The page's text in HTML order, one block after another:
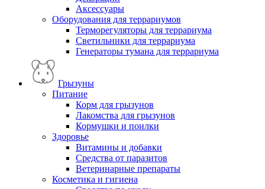
Аксессуары
Оборудования для террариумов
Терморегуляторы для террариума
Светильники для террариума
Генераторы тумана для террариума
Грызуны
Питание
Корм для грызунов
Лакомства для грызунов
Кормушки и поилки
Здоровье
Витамины и добавки
Средства от паразитов
Ветеринарные препараты
Косметика и гигиена